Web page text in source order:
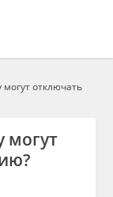
могут отключать
могут